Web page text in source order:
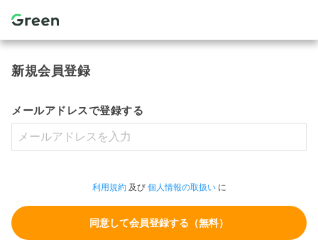
新規会員登録
メールアドレスで登録する
利用規約及び 個人情報の取扱いに